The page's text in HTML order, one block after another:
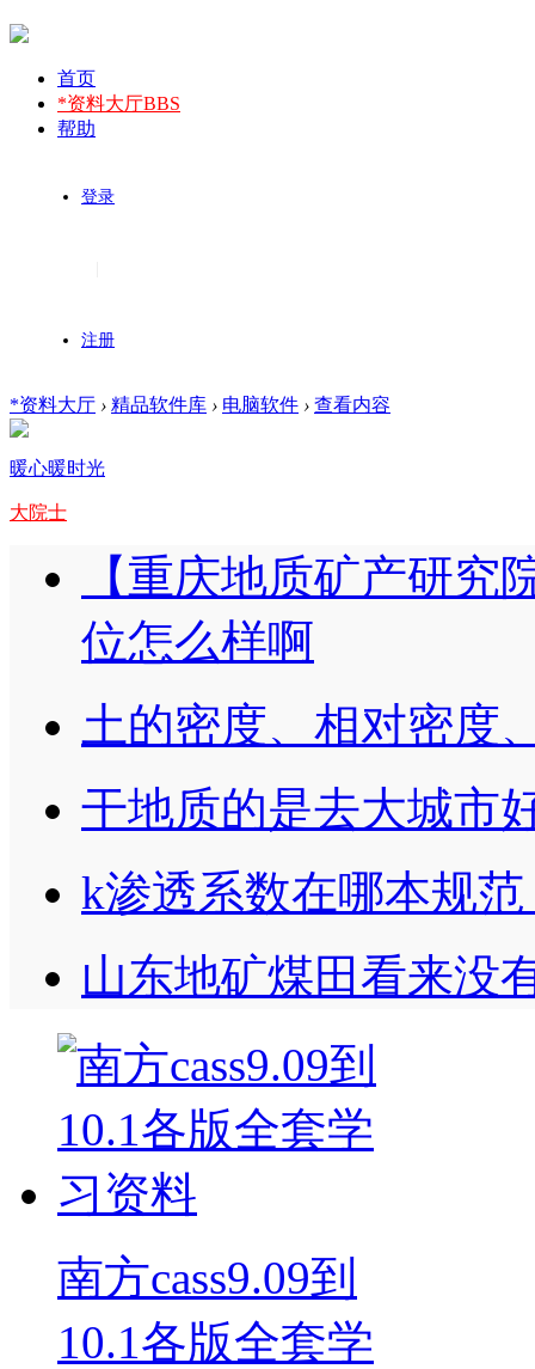
首页
*资料大厅BBS
帮助
登录
注册
*资料大厅 › 精品软件库 › 电脑软件 › 查看内容
暖心暖时光
大院士
【重庆地质矿产研究
位怎么样啊
土的密度、相对密度
干地质的是去大城市
k渗透系数在哪本规范
山东地矿煤田看来没
南方cass9.09到
10.1各版全套学